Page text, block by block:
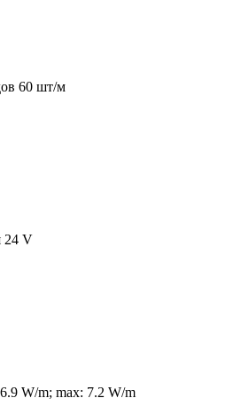
60 шт/м
24 V
W/m; max: 7.2 W/m